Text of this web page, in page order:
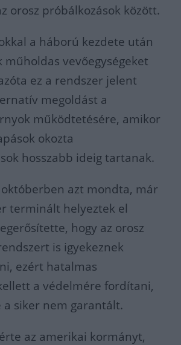
orosz próbálkozások között.
a háború kezdete után
vevőegységeket
ez a rendszer jelent
megoldást a
működtetésére, amikor
okozta
hosszabb ideig tartanak.
azt mondta, már
terminált helyeztek el
hogy az orosz
is igyekeznek
ezért hatalmas
a védelmére fordítani,
siker nem garantált.
az amerikai kormányt,